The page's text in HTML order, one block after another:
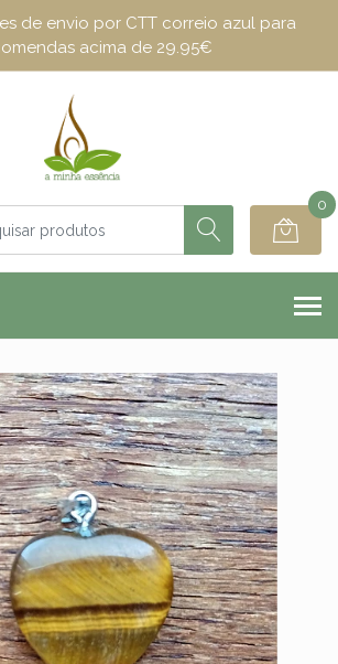
de envio por CTT correio azul para
acima de 29.95€
0